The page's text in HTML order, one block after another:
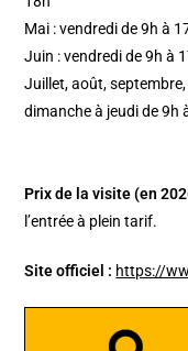
Mai : vendredi de 9h à
Juin : vendredi de 9h à
Juillet, août,
dimanche à jeudi de 9h
Prix de la visite (en
l’entrée à plein tarif.
Site officiel : https://